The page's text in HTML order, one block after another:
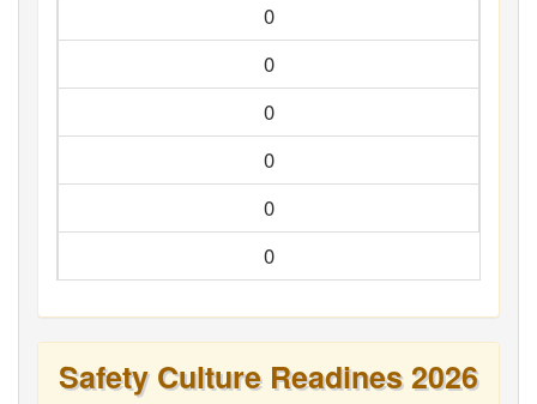
0
0
0
0
0
0
Safety Culture Readines 2026